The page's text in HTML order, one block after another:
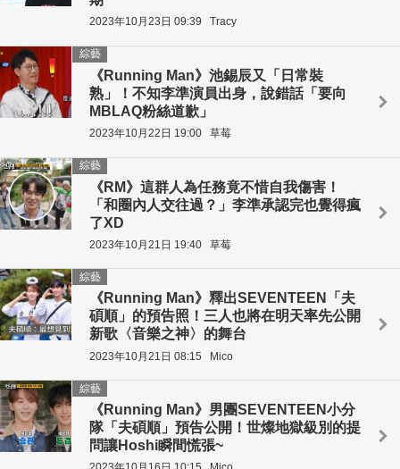
2023年10月23日 09:39 Tracy
《Running Man》池錫辰又「日常裝
熟」！不知李準演員出身，說錯話「要向
MBLAQ粉絲道歉」
綜藝
2023年10月22日 19:00 草莓
《RM》這群人為任務竟不惜自我傷害！
「和圈內人交往過？」李準承認完也覺得瘋
了XD
綜藝
2023年10月21日 19:40 草莓
《Running Man》釋出SEVENTEEN「夫
碩順」的預告照！三人也將在明天率先公開
新歌〈音樂之神〉的舞台
綜藝
2023年10月21日 08:15 Mico
《Running Man》男團SEVENTEEN小分
隊「夫碩順」預告公開！世燦地獄級別的提
問讓Hoshi瞬間慌張~
綜藝